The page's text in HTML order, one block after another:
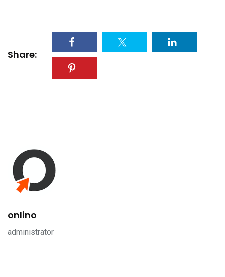
Share:
onlino
administrator